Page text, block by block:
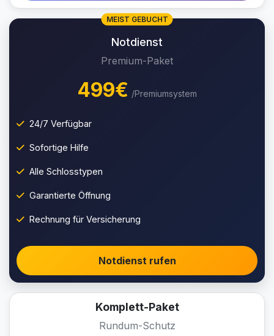
MEIST GEBUCHT
Notdienst
Premium-Paket
499€ /Premiumsystem
24/7 Verfügbar
Sofortige Hilfe
Alle Schlosstypen
Garantierte Öffnung
Rechnung für Versicherung
Notdienst rufen
Komplett-Paket
Rundum-Schutz